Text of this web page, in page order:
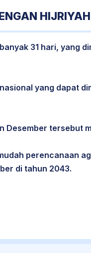
31 hari, yang
yang dapat
tersebut
perencanaan
di tahun 2043.